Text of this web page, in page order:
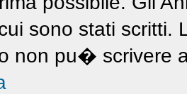
sono stati
non pu� scrivere